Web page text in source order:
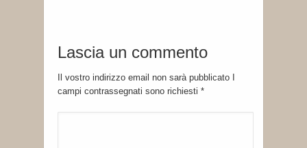
Lascia un commento
Il vostro indirizzo email non sarà pubblicato I
campi contrassegnati sono richiesti *